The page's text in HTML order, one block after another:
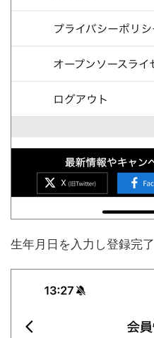
生年月日を入力し登録完了